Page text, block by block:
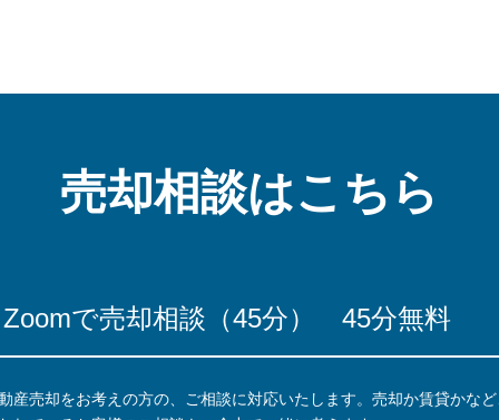
売却相談はこちら
Zoomで売却相談（45分） 45分無料
産売却をお考えの方の、ご相談に対応いたします。売却か賃貸かな